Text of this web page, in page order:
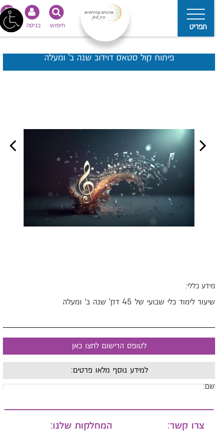
תפריט נגישות כניסה חיפוש
פיתוח קול סטאס דוידוב שנה ב' ומעלה
כללי:
לימוד כלי שבועי של 45 דק' שנה ב' ומעלה
לטופס הרישום לחצו כאן
למידע נוסף מלאו פרטים:
צרו קשר: המחלקות שלנו: